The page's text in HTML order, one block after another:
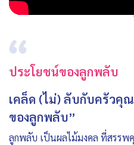
ประโยชน์ของลูกพลับ
เคล็ด (ไม่) ลับกับครัวคุ
ของลูกพลับ”
ลูกพลับ เป็นผลไม้มงคล ที่สรรพ